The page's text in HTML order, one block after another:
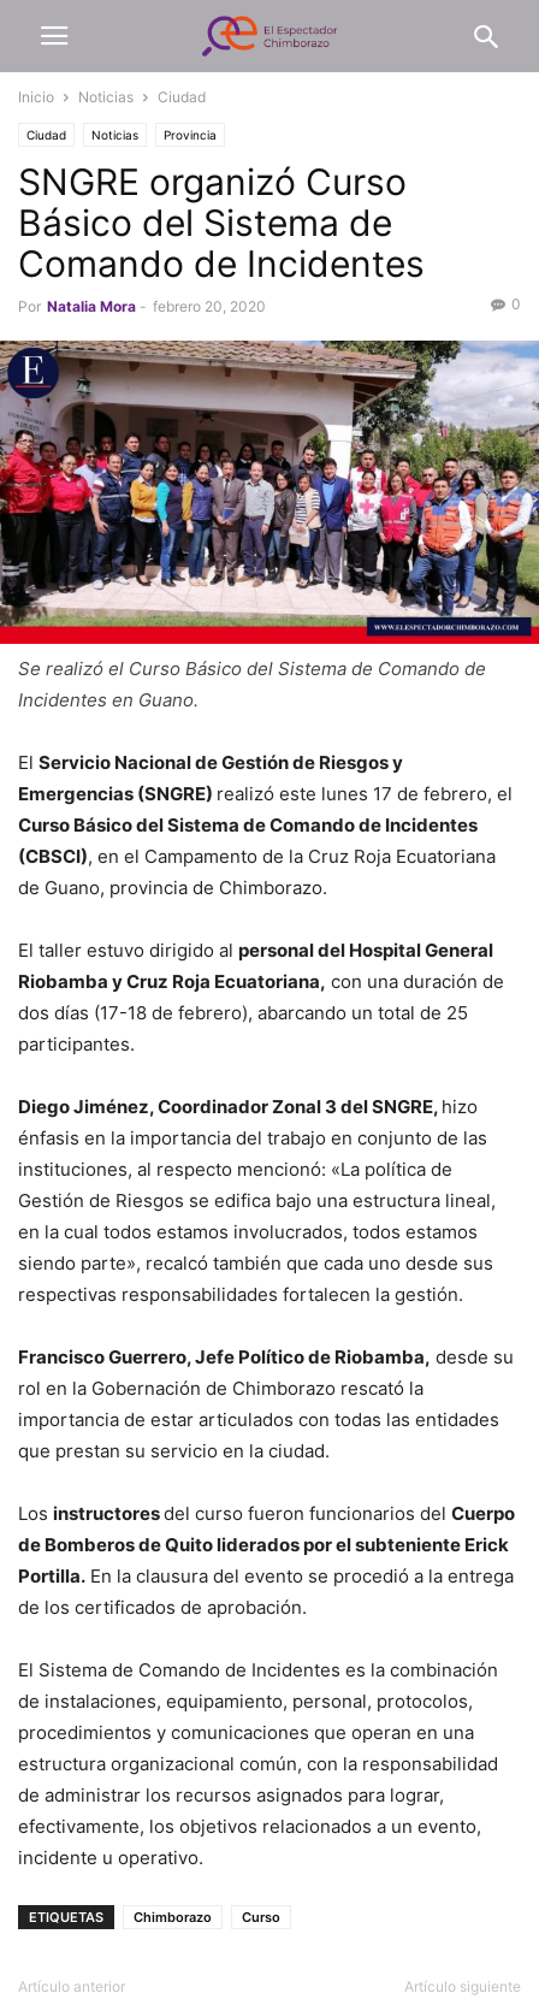
Inicio Noticias Ciudad
Ciudad Noticias Provincia
SNGRE organizó Curso
Básico del Sistema de
Comando de Incidentes
Por Natalia Mora - febrero 20, 2020 0
Se realizó el Curso Básico del Sistema de Comando de
Incidentes en Guano.
El Servicio Nacional de Gestión de Riesgos y
Emergencias (SNGRE) realizó este lunes 17 de febrero, el
Curso Básico del Sistema de Comando de Incidentes
(CBSCI), en el Campamento de la Cruz Roja Ecuatoriana
de Guano, provincia de Chimborazo.
El taller estuvo dirigido al personal del Hospital General
Riobamba y Cruz Roja Ecuatoriana, con una duración de
dos días (17-18 de febrero), abarcando un total de 25
participantes.
Diego Jiménez, Coordinador Zonal 3 del SNGRE, hizo
énfasis en la importancia del trabajo en conjunto de las
instituciones, al respecto mencionó: «La política de
Gestión de Riesgos se edifica bajo una estructura lineal,
en la cual todos estamos involucrados, todos estamos
siendo parte», recalcó también que cada uno desde sus
respectivas responsabilidades fortalecen la gestión.
Francisco Guerrero, Jefe Político de Riobamba, desde su
rol en la Gobernación de Chimborazo rescató la
importancia de estar articulados con todas las entidades
que prestan su servicio en la ciudad.
Los instructoresdel curso fueron funcionarios del Cuerpo
de Bomberos de Quito liderados por el subteniente Erick
Portilla. En la clausura del evento se procedió a la entrega
de los certificados de aprobación.
El Sistema de Comando de Incidentes es la combinación
de instalaciones, equipamiento, personal, protocolos,
procedimientos y comunicaciones que operan en una
estructura organizacional común, con la responsabilidad
de administrar los recursos asignados para lograr,
efectivamente, los objetivos relacionados a un evento,
incidente u operativo.
ETIQUETAS Chimborazo Curso
Artículo anterior Artículo siguiente